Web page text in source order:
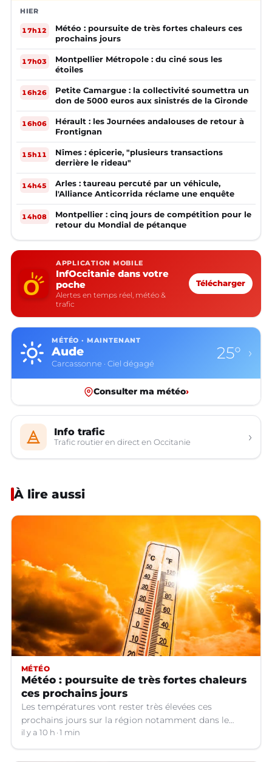
HIER
17h12
Météo : poursuite de très fortes chaleurs ces
prochains jours
17h03
Montpellier Métropole : du ciné sous les
étoiles
16h26
Petite Camargue : la collectivité soumettra un
don de 5000 euros aux sinistrés de la Gironde
16h06
Hérault : les Journées andalouses de retour à
Frontignan
15h11
Nîmes : épicerie, "plusieurs transactions
derrière le rideau"
14h45
Arles : taureau percuté par un véhicule,
l'Alliance Anticorrida réclame une enquête
14h08
Montpellier : cinq jours de compétition pour le
retour du Mondial de pétanque
APPLICATION MOBILE
InfOccitanie dans votre
poche
Alertes en temps réel, météo &
trafic
Télécharger
MÉTÉO · MAINTENANT
Aude
Carcassonne · Ciel dégagé
25° ›
Consulter ma météo›
Info trafic
Trafic routier en direct en Occitanie ›
À lire aussi
MÉTÉO
Météo : poursuite de très fortes chaleurs
ces prochains jours
Les températures vont rester très élevées ces
prochains jours sur la région notamment dans le
Languedoc.
il y a 10 h 1 min